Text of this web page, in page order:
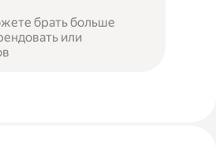
брать больше
или